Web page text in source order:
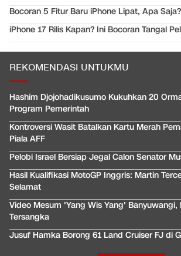
Bocoran 5 Fitur Baru iPhone Lipat, Apa Saja?
iPhone 17 Rilis Kapan? Ini Bocoran Tangal
REKOMENDASI UNTUKMU
Hashim Djojohadikusumo Kukuhkan 20
Program Pemerintah
Kontroversi Wasit Batalkan Kartu Merah
Piala AFF
Pelobi Israel Bersiap Jegal Calon Senator
Hasil Kualifikasi MotoGP Inggris: Martin
Selamat
Video Mesum 'Yang Wis Yang' Banyuwangi,
Tersangka
Jusuf Hamka Borong 61 Land Cruiser FJ di